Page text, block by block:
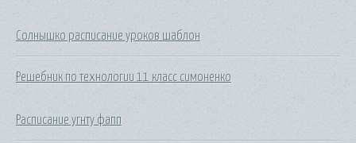
Солнышко расписание уроков шаблон
Решебник по технологии 11 класс симоненко
Расписание угнту фапп